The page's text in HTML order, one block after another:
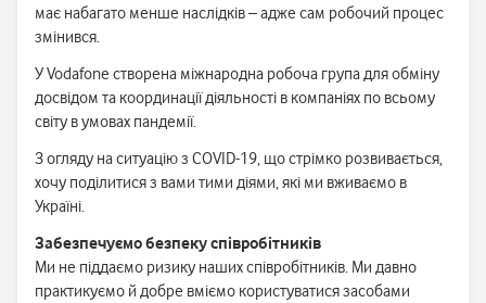
має набагато менше наслідків – адже сам робочий процес
змінився.
У Vodafone створена міжнародна робоча група для обміну
досвідом та координації діяльності в компаніях по всьому
світу в умовах пандемії.
З огляду на ситуацію з COVID-19, що стрімко розвивається,
хочу поділитися з вами тими діями, які ми вживаємо в
Україні.
Забезпечуємо безпеку співробітників
Ми не піддаємо ризику наших співробітників. Ми давно
практикуємо й добре вміємо користуватися засобами